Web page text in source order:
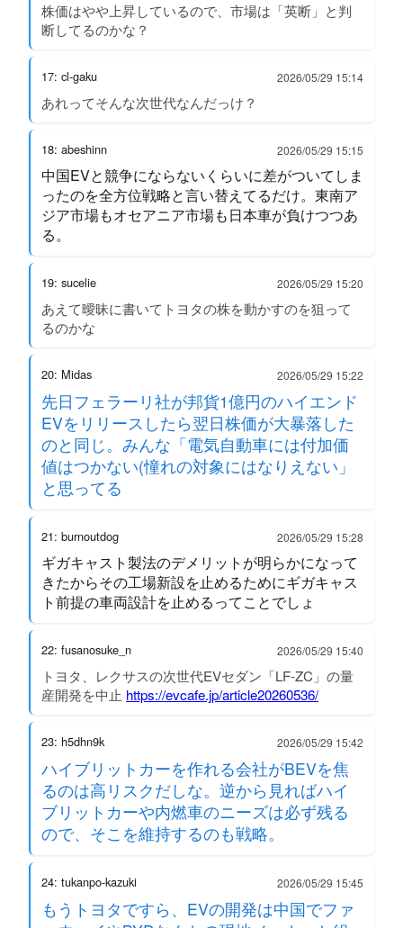
株価はやや上昇しているので、市場は「英断」と判
断してるのかな？
17: cl-gaku 2026/05/29 15:14
あれってそんな次世代なんだっけ？
18: abeshinn 2026/05/29 15:15
中国EVと競争にならないくらいに差がついてしま
ったのを全方位戦略と言い替えてるだけ。東南ア
ジア市場もオセアニア市場も日本車が負けつつあ
る。
19: sucelie 2026/05/29 15:20
あえて曖昧に書いてトヨタの株を動かすのを狙って
るのかな
20: Midas 2026/05/29 15:22
先日フェラーリ社が邦貨1億円のハイエンド
EVをリリースしたら翌日株価が大暴落した
のと同じ。みんな「電気自動車には付加価
値はつかない(憧れの対象にはなりえない」
と思ってる
21: burnoutdog 2026/05/29 15:28
ギガキャスト製法のデメリットが明らかになって
きたからその工場新設を止めるためにギガキャス
ト前提の車両設計を止めるってことでしょ
22: fusanosuke_n 2026/05/29 15:40
トヨタ、レクサスの次世代EVセダン「LF-ZC」の量
産開発を中止 https://evcafe.jp/article20260536/
23: h5dhn9k 2026/05/29 15:42
ハイブリットカーを作れる会社がBEVを焦
るのは高リスクだしな。逆から見ればハイ
ブリットカーや内燃車のニーズは必ず残る
ので、そこを維持するのも戦略。
24: tukanpo-kazuki 2026/05/29 15:45
もうトヨタですら、EVの開発は中国でファ